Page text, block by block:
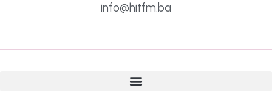
info@hitfm.ba